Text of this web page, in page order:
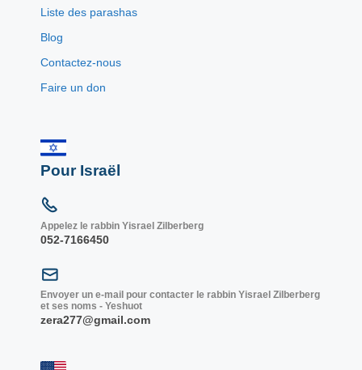
Liste des parashas
Blog
Contactez-nous
Faire un don
Pour Israël
Appelez le rabbin Yisrael Zilberberg
052-7166450
Envoyer un e-mail pour contacter le rabbin Yisrael Zilberberg
et ses noms - Yeshuot
zera277@gmail.com